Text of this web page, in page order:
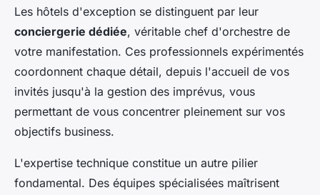
Les hôtels d'exception se distinguent par leur
conciergerie dédiée, véritable chef d'orchestre de
votre manifestation. Ces professionnels expérimentés
coordonnent chaque détail, depuis l'accueil de vos
invités jusqu'à la gestion des imprévus, vous
permettant de vous concentrer pleinement sur vos
objectifs business.
L'expertise technique constitue un autre pilier
fondamental. Des équipes spécialisées maîtrisent